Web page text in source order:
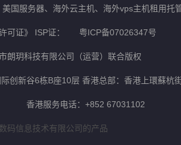
国服务器、海外云主机、海外vps主机租用托
可证》 ISP证： 粤ICP备07026347号
朗玥科技有限公司（运营）联合版权
创新谷6栋B座10层 香港总部：香港上環蘇杭
香港服务电话：+852 67031102
码信息技术有限公司的产品